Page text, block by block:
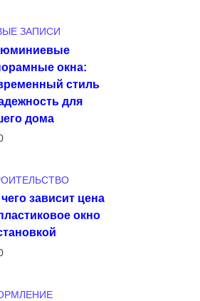
ЗАПИСИ
окна:
стиль
для
дома
зависит цена
окно